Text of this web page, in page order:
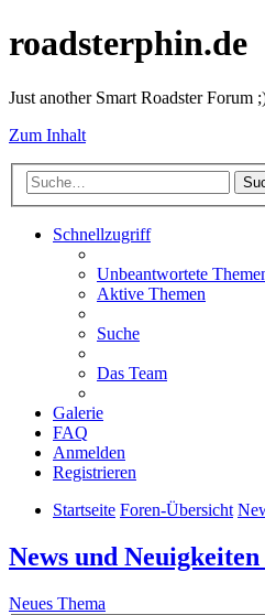
roadsterphin.de
Just another Smart Roadster Forum
Zum Inhalt
Schnellzugriff
Unbeantwortete
Aktive Themen
Suche
Das Team
Galerie
FAQ
Anmelden
Registrieren
Startseite Foren-Übersicht
News und Neuigkeiten
Neues Thema